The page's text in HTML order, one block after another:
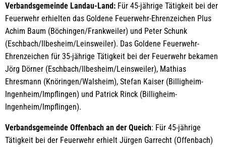
Verbandsgemeinde Landau-Land: Für 45-jährige Tätigkeit bei der
Feuerwehr erhielten das Goldene Feuerwehr-Ehrenzeichen Plus
Achim Baum (Böchingen/Frankweiler) und Peter Schunk
(Eschbach/Ilbesheim/Leinsweiler). Das Goldene Feuerwehr-
Ehrenzeichen für 35-jährige Tätigkeit bei der Feuerwehr bekamen
Jörg Dörner (Eschbach/Ilbesheim/Leinsweiler), Mathias
Ehresmann (Knöringen/Walsheim), Stefan Kaiser (Billigheim-
Ingenheim/Impflingen) und Patrick Rinck (Billigheim-
Ingenheim/Impflingen).
Verbandsgemeinde Offenbach an der Queich: Für 45-jährige
Tätigkeit bei der Feuerwehr erhielt Jürgen Garrecht (Offenbach)